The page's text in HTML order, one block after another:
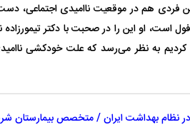
فردی هم در موقعیت ناامیدی اجتماعی،
است، او این را در صحبت با دکتر تیمورزاده
به نظر می‌رسد که علت خودکشی
نظام بهداشت ایران / متخصص بیمارستان